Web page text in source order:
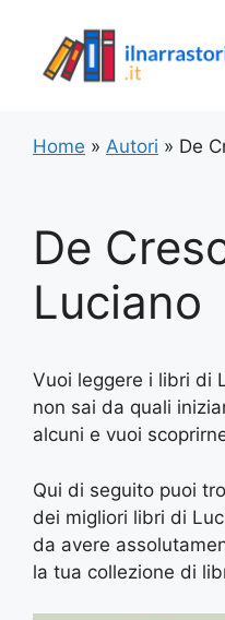
contenuto
Home » Autori » De
De
Luciano
Vuoi leggere i libri di
non sai da quali
alcuni e vuoi
Qui di seguito puoi
dei migliori libri di
da avere
la tua collezione di